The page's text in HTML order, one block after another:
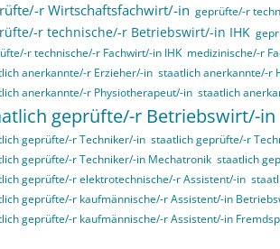
r Wirtschaftsfachwirt/-in geprüfte/-r
r technische/-r Betriebswirt/-in IHK
r technische/-r Fachwirt/-in IHK medizinische/-r
anerkannte/-r Erzieher/-in staatlich anerkannte/-r
anerkannte/-r Physiotherapeut/-in staatlich
geprüfte/-r Betriebswirt/-in
geprüfte/-r Techniker/-in staatlich geprüfte/-r
geprüfte/-r Techniker/-in Mechatronik staatlich
geprüfte/-r elektrotechnische/-r Assistent/-in
geprüfte/-r kaufmännische/-r Assistent/-in
geprüfte/-r kaufmännische/-r Assistent/-in